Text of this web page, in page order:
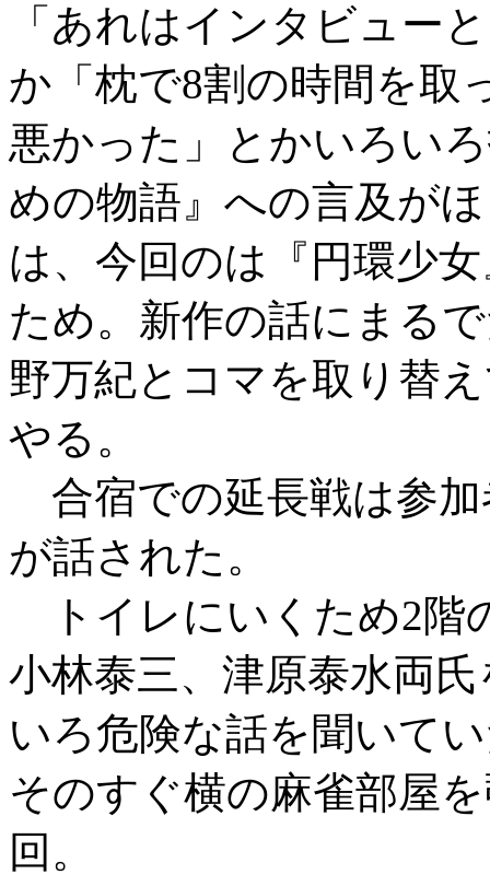
「あれはインタビュー
か「枕で8割の時間を取
悪かった」とかいろい
めの物語』への言及が
は、今回のは『円環少
ため。新作の話にまる
野万紀とコマを取り替
やる。
合宿での延長戦は参加
が話された。
トイレにいくため2階
小林泰三、津原泰水両
いろ危険な話を聞いて
そのすぐ横の麻雀部屋
回。